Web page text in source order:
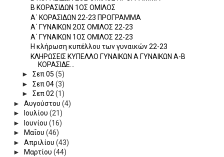
Β ΚΟΡΑΣΙΔΩΝ 1ΟΣ ΟΜΙΛΟΣ
Α΄ ΚΟΡΑΣΙΔΩΝ 22-23 ΠΡΟΓΡΑΜΜΑ
Α΄ ΓΥΝΑΙΚΩΝ 2ΟΣ ΟΜΙΛΟΣ 22-23
Α΄ ΓΥΝΑΙΚΩΝ 1ΟΣ ΟΜΙΛΟΣ 22-23
Η κλήρωση κυπέλλου των γυναικών 22-23
ΚΛΗΡΩΣΕΙΣ ΚΥΠΕΛΛΟ ΓΥΝΑΙΚΩΝ Α ΓΥΝΑΙΚΩΝ Α-Β
ΚΟΡΑΣΙΔΕ...
► Σεπ 05 (5)
► Σεπ 04(3)
► Σεπ 02(1)
► Αυγούστου (4)
►
Ιουλίου (21)
►
Ιουνίου (16)
►
Μαΐου (46)
► Απριλίου (43)
►
Μαρτίου (44)